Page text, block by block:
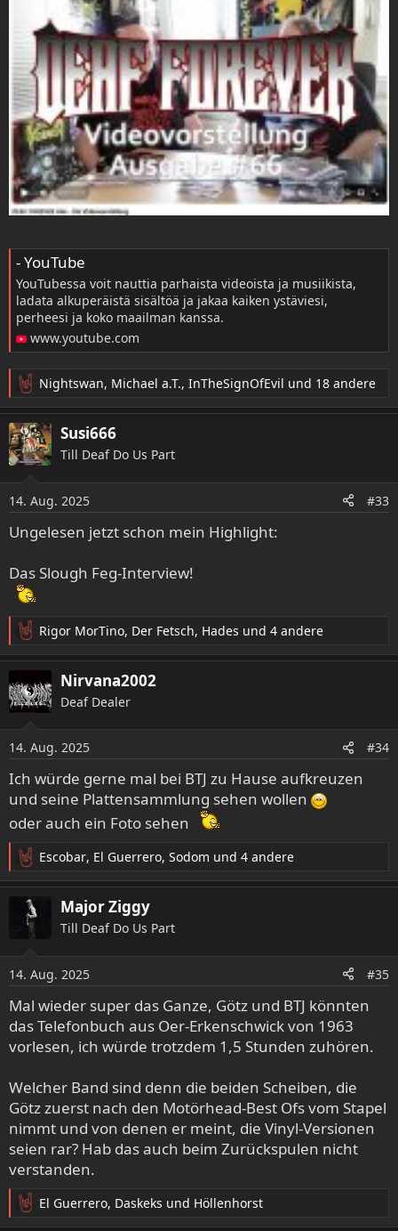
- YouTube
YouTubessa voit nauttia parhaista videoista ja musiikista,
ladata alkuperäistä sisältöä ja jakaa kaiken ystäviesi,
perheesi ja koko maailman kanssa.
www.youtube.com
R
e
a
k
t
n
e
n
Nightswan, Michael a.T., InTheSignOfEvil und 18 andere
Susi666
Till Deaf Do Us Part
14. Aug. 2025 #33
Ungelesen jetzt schon mein Highlight:
Das Slough Feg-Interview!
R
e
a
k
t
n
e
n
:
Rigor MorTino, Der Fetsch, Hades und 4 andere
Nirvana2002
Deaf Dealer
14. Aug. 2025 #34
Ich würde gerne mal bei BTJ zu Hause aufkreuzen
und seine Plattensammlung sehen wollen
oder auch ein Foto sehen
R
e
n
e
n
:
Escobar, El Guerrero, Sodom und 4 andere
Major Ziggy
Till Deaf Do Us Part
14. Aug. 2025 #35
Mal wieder super das Ganze, Götz und BTJ könnten
das Telefonbuch aus Oer-Erkenschwick von 1963
vorlesen, ich würde trotzdem 1,5 Stunden zuhören.
Welcher Band sind denn die beiden Scheiben, die
Götz zuerst nach den Motörhead-Best Ofs vom Stapel
nimmt und von denen er meint, die Vinyl-Versionen
seien rar? Hab das auch beim Zurückspulen nicht
verstanden.
R
e
El Guerrero, Daskeks und Höllenhorst